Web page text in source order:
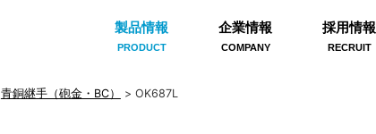
製品情報
PRODUCT
企業情報
COMPANY
採用情報
RECRUIT
青銅継手（砲金・BC） > OK687L